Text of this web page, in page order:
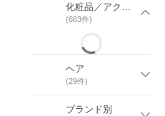
化粧品／アクセーヌ他
(663件)
ヘア
(29件)
ブランド別